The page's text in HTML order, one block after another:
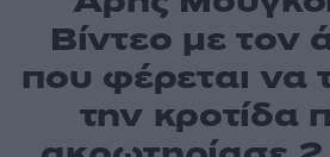
Βίντεο με τον
που φέρεται να
την κροτίδα